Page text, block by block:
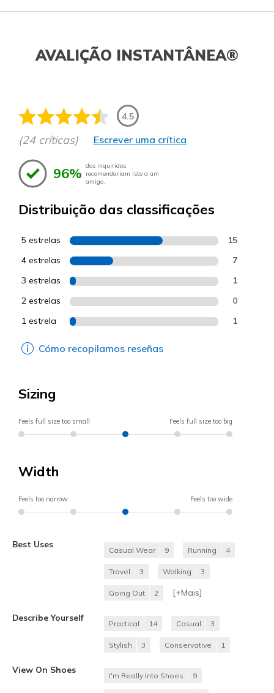
AVALIÇÃO INSTANTÂNEA®
4.5
(24 críticas) Escrever uma crítica
96% dos inquiridos
recomendariam isto a um
amigo.
Distribuição das classificações
5 estrelas 15
4 estrelas 7
3 estrelas 1
2 estrelas 0
1 estrela 1
Cómo recopilamos reseñas
Sizing
Feels full size too small Feels full size too big
Width
Feels too narrow Feels too wide
Best Uses
Casual Wear 9 Running 4
Travel 3 Walking 3
Going Out 2 [+Mais]
Describe Yourself
Practical 14 Casual 3
Stylish 3 Conservative 1
View On Shoes
I'm Really Into Shoes 9